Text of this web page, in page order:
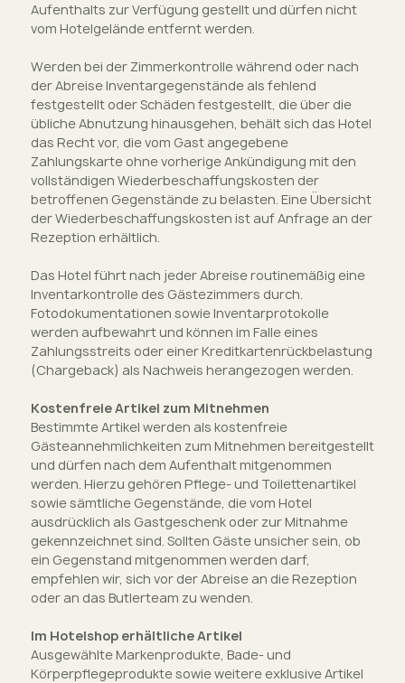
Aufenthalts zur Verfügung gestellt und dürfen nicht
vom Hotelgelände entfernt werden.
Werden bei der Zimmerkontrolle während oder nach
der Abreise Inventargegenstände als fehlend
festgestellt oder Schäden festgestellt, die über die
übliche Abnutzung hinausgehen, behält sich das Hotel
das Recht vor, die vom Gast angegebene
Zahlungskarte ohne vorherige Ankündigung mit den
vollständigen Wiederbeschaffungskosten der
betroffenen Gegenstände zu belasten. Eine Übersicht
der Wiederbeschaffungskosten ist auf Anfrage an der
Rezeption erhältlich.
Das Hotel führt nach jeder Abreise routinemäßig eine
Inventarkontrolle des Gästezimmers durch.
Fotodokumentationen sowie Inventarprotokolle
werden aufbewahrt und können im Falle eines
Zahlungsstreits oder einer Kreditkartenrückbelastung
(Chargeback) als Nachweis herangezogen werden.
Kostenfreie Artikel zum Mitnehmen
Bestimmte Artikel werden als kostenfreie
Gästeannehmlichkeiten zum Mitnehmen bereitgestellt
und dürfen nach dem Aufenthalt mitgenommen
werden. Hierzu gehören Pflege- und Toilettenartikel
sowie sämtliche Gegenstände, die vom Hotel
ausdrücklich als Gastgeschenk oder zur Mitnahme
gekennzeichnet sind. Sollten Gäste unsicher sein, ob
ein Gegenstand mitgenommen werden darf,
empfehlen wir, sich vor der Abreise an die Rezeption
oder an das Butlerteam zu wenden.
Im Hotelshop erhältliche Artikel
Ausgewählte Markenprodukte, Bade- und
Körperpflegeprodukte sowie weitere exklusive Artikel